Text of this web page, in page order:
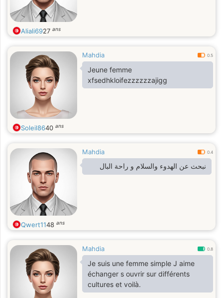
Aliali6927 ans
Mahdia 0.5
Jeune femme
xfsedhkloifezzzzzzajigg
Soleil8640 ans
Mahdia 0.4
نبحث عن الهدوء والسلام و راحة البال
Qwert1148 ans
Mahdia 0.8
Je suis une femme simple J aime
échanger s ouvrir sur différents
cultures et voilà.